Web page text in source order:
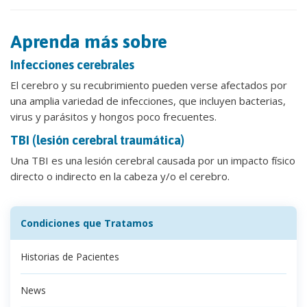
Aprenda más sobre
Infecciones cerebrales
El cerebro y su recubrimiento pueden verse afectados por
una amplia variedad de infecciones, que incluyen bacterias,
virus y parásitos y hongos poco frecuentes.
TBI (lesión cerebral traumática)
Una TBI es una lesión cerebral causada por un impacto físico
directo o indirecto en la cabeza y/o el cerebro.
Condiciones que Tratamos
Historias de Pacientes
News